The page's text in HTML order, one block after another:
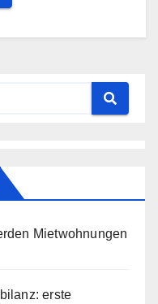
Mietwohnungen
erste